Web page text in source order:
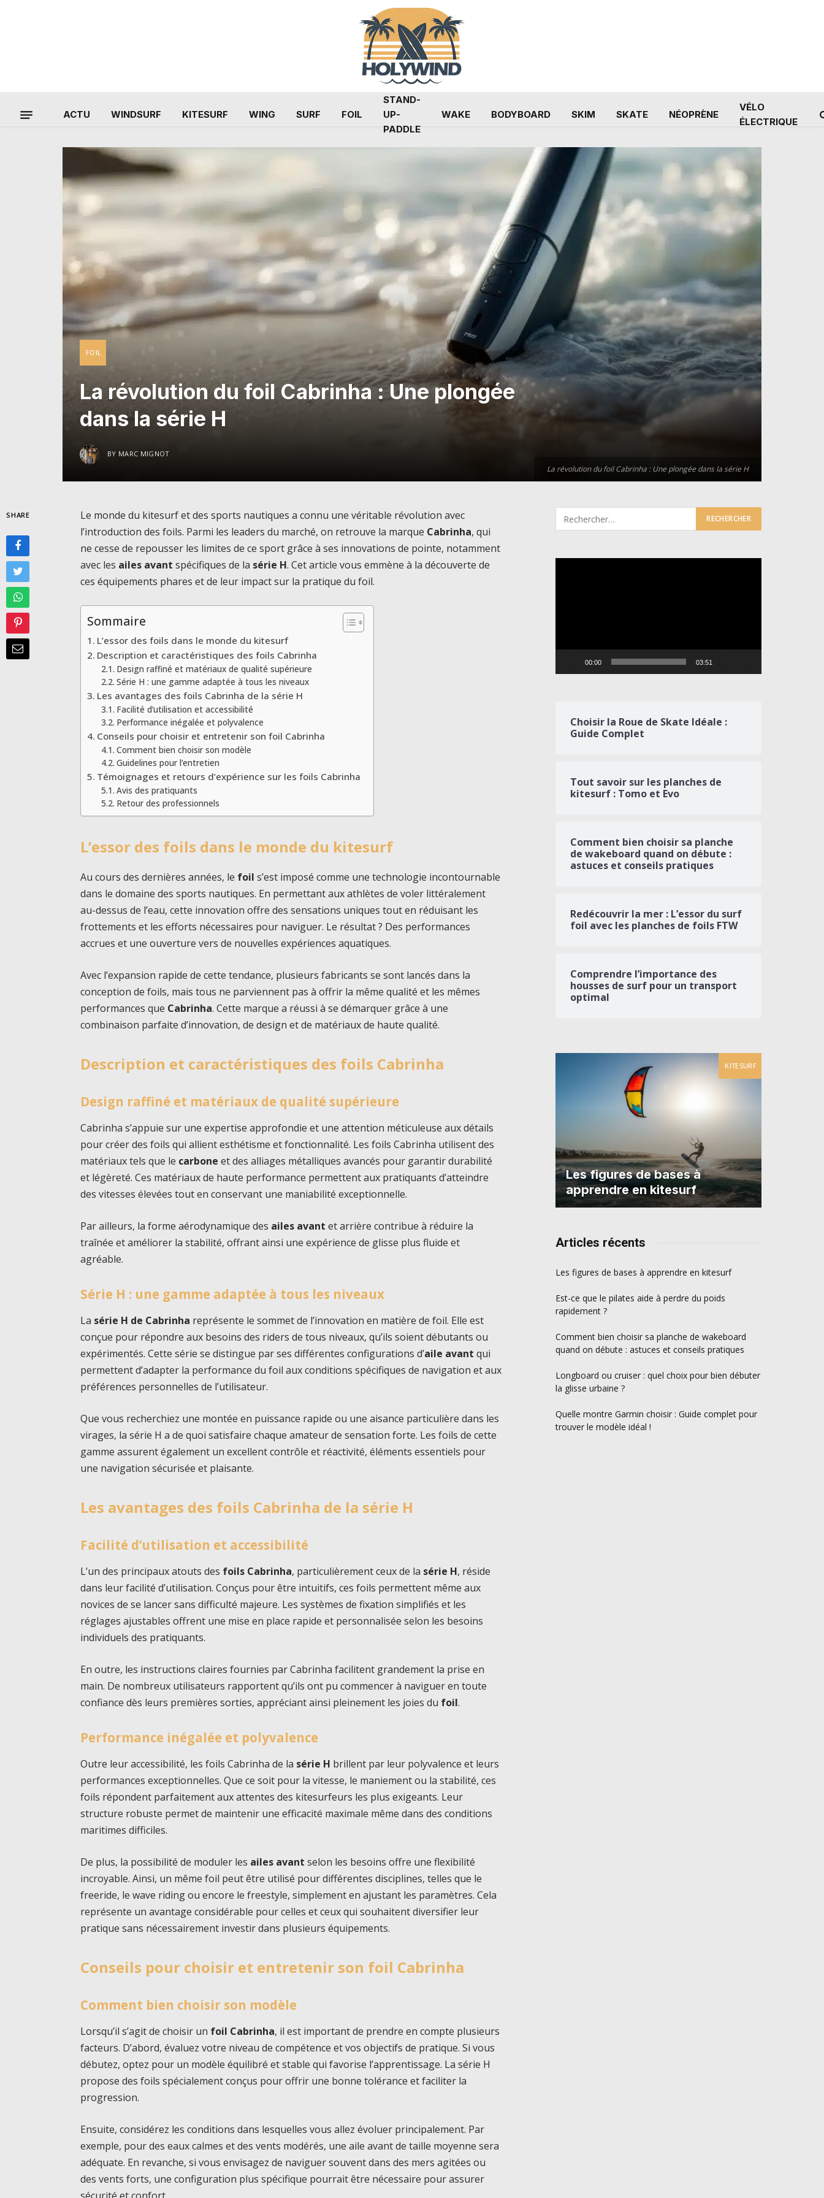
ACTU WINDSURF KITESURF WING SURF FOIL
STAND-
UP-
PADDLE
WAKE BODYBOARD SKIM SKATE NÉOPRÈNE
VÉLO
ÉLECTRIQUE
La révolution du foil Cabrinha : Une plongée dans la série H
FOIL
La révolution du foil Cabrinha : Une plongée
dans la série H
BY MARC MIGNOT
SHARE
Le monde du kitesurf et des sports nautiques a connu une véritable révolution avec
l’introduction des foils. Parmi les leaders du marché, on retrouve la marque Cabrinha, qui
ne cesse de repousser les limites de ce sport grâce à ses innovations de pointe, notamment
avec les ailes avant spécifiques de la série H. Cet article vous emmène à la découverte de
ces équipements phares et de leur impact sur la pratique du foil.
Sommaire
L’essor des foils dans le monde du kitesurf
Description et caractéristiques des foils Cabrinha
Design raffiné et matériaux de qualité supérieure
Série H : une gamme adaptée à tous les niveaux
Les avantages des foils Cabrinha de la série H
Facilité d’utilisation et accessibilité
Performance inégalée et polyvalence
Conseils pour choisir et entretenir son foil Cabrinha
Comment bien choisir son modèle
Guidelines pour l’entretien
Témoignages et retours d’expérience sur les foils Cabrinha
Avis des pratiquants
Retour des professionnels
L’essor des foils dans le monde du kitesurf
Au cours des dernières années, le foil s’est imposé comme une technologie incontournable
dans le domaine des sports nautiques. En permettant aux athlètes de voler littéralement
au-dessus de l’eau, cette innovation offre des sensations uniques tout en réduisant les
frottements et les efforts nécessaires pour naviguer. Le résultat ? Des performances
accrues et une ouverture vers de nouvelles expériences aquatiques.
Avec l’expansion rapide de cette tendance, plusieurs fabricants se sont lancés dans la
conception de foils, mais tous ne parviennent pas à offrir la même qualité et les mêmes
performances que Cabrinha. Cette marque a réussi à se démarquer grâce à une
combinaison parfaite d’innovation, de design et de matériaux de haute qualité.
Description et caractéristiques des foils Cabrinha
Design raffiné et matériaux de qualité supérieure
Cabrinha s’appuie sur une expertise approfondie et une attention méticuleuse aux détails
pour créer des foils qui allient esthétisme et fonctionnalité. Les foils Cabrinha utilisent des
matériaux tels que le carbone et des alliages métalliques avancés pour garantir durabilité
et légèreté. Ces matériaux de haute performance permettent aux pratiquants d’atteindre
des vitesses élevées tout en conservant une maniabilité exceptionnelle.
Par ailleurs, la forme aérodynamique des ailes avant et arrière contribue à réduire la
traînée et améliorer la stabilité, offrant ainsi une expérience de glisse plus fluide et
agréable.
Série H : une gamme adaptée à tous les niveaux
La série H de Cabrinha représente le sommet de l’innovation en matière de foil. Elle est
conçue pour répondre aux besoins des riders de tous niveaux, qu’ils soient débutants ou
expérimentés. Cette série se distingue par ses différentes configurations d’aile avant qui
permettent d’adapter la performance du foil aux conditions spécifiques de navigation et aux
préférences personnelles de l’utilisateur.
Que vous recherchiez une montée en puissance rapide ou une aisance particulière dans les
virages, la série H a de quoi satisfaire chaque amateur de sensation forte. Les foils de cette
gamme assurent également un excellent contrôle et réactivité, éléments essentiels pour
une navigation sécurisée et plaisante.
Les avantages des foils Cabrinha de la série H
Facilité d’utilisation et accessibilité
L’un des principaux atouts des foils Cabrinha, particulièrement ceux de la série H, réside
dans leur facilité d’utilisation. Conçus pour être intuitifs, ces foils permettent même aux
novices de se lancer sans difficulté majeure. Les systèmes de fixation simplifiés et les
réglages ajustables offrent une mise en place rapide et personnalisée selon les besoins
individuels des pratiquants.
En outre, les instructions claires fournies par Cabrinha facilitent grandement la prise en
main. De nombreux utilisateurs rapportent qu’ils ont pu commencer à naviguer en toute
confiance dès leurs premières sorties, appréciant ainsi pleinement les joies du foil.
Performance inégalée et polyvalence
Outre leur accessibilité, les foils Cabrinha de la série H brillent par leur polyvalence et leurs
performances exceptionnelles. Que ce soit pour la vitesse, le maniement ou la stabilité, ces
foils répondent parfaitement aux attentes des kitesurfeurs les plus exigeants. Leur
structure robuste permet de maintenir une efficacité maximale même dans des conditions
maritimes difficiles.
De plus, la possibilité de moduler les ailes avant selon les besoins offre une flexibilité
incroyable. Ainsi, un même foil peut être utilisé pour différentes disciplines, telles que le
freeride, le wave riding ou encore le freestyle, simplement en ajustant les paramètres. Cela
représente un avantage considérable pour celles et ceux qui souhaitent diversifier leur
pratique sans nécessairement investir dans plusieurs équipements.
Conseils pour choisir et entretenir son foil Cabrinha
Comment bien choisir son modèle
Lorsqu’il s’agit de choisir un foil Cabrinha, il est important de prendre en compte plusieurs
facteurs. D’abord, évaluez votre niveau de compétence et vos objectifs de pratique. Si vous
débutez, optez pour un modèle équilibré et stable qui favorise l’apprentissage. La série H
propose des foils spécialement conçus pour offrir une bonne tolérance et faciliter la
progression.
Ensuite, considérez les conditions dans lesquelles vous allez évoluer principalement. Par
exemple, pour des eaux calmes et des vents modérés, une aile avant de taille moyenne sera
adéquate. En revanche, si vous envisagez de naviguer souvent dans des mers agitées ou
des vents forts, une configuration plus spécifique pourrait être nécessaire pour assurer
00:00 03:51
Choisir la Roue de Skate Idéale :
Guide Complet
Tout savoir sur les planches de
kitesurf : Tomo et Evo
Comment bien choisir sa planche
de wakeboard quand on débute :
astuces et conseils pratiques
Redécouvrir la mer : L’essor du surf
foil avec les planches de foils FTW
Comprendre l’importance des
housses de surf pour un transport
optimal
KITESURF
Les figures de bases à
apprendre en kitesurf
Articles récents
Les figures de bases à apprendre en kitesurf
Est-ce que le pilates aide à perdre du poids
rapidement ?
Comment bien choisir sa planche de wakeboard
quand on débute : astuces et conseils pratiques
Longboard ou cruiser : quel choix pour bien débuter
la glisse urbaine ?
Quelle montre Garmin choisir : Guide complet pour
trouver le modèle idéal !